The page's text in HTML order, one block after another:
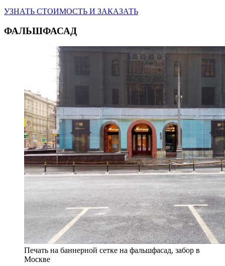
УЗНАТЬ СТОИМОСТЬ И ЗАКАЗАТЬ
ФАЛЬШФАСАД
Печать на баннерной сетке на фальшфасад, забор в
Москве